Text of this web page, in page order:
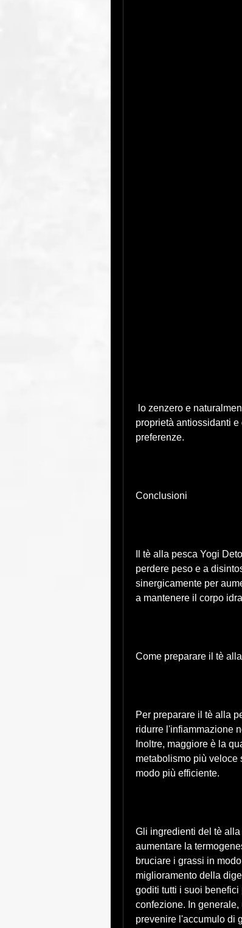
proprietà antiossidanti
preferenze.
Conclusioni
Il tè alla pesca Yogi
perdere peso e a
sinergicamente per
a mantenere il corpo
Come preparare il tè
Per preparare il tè alla
ridurre l'infiammazione
Inoltre, maggiore è la
metabolismo più veloce
modo più efficiente.
Gli ingredienti del tè
aumentare la
bruciare i grassi in
miglioramento della
goditi tutti i suoi
confezione. In
prevenire l'accumulo di